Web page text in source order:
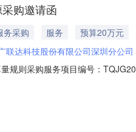
购邀请函
务采购 服务
预算20万元
联达科技股份有限公司深圳分公司
规则采购服务项目编号：
息标段/包分类：C-服务/其他服